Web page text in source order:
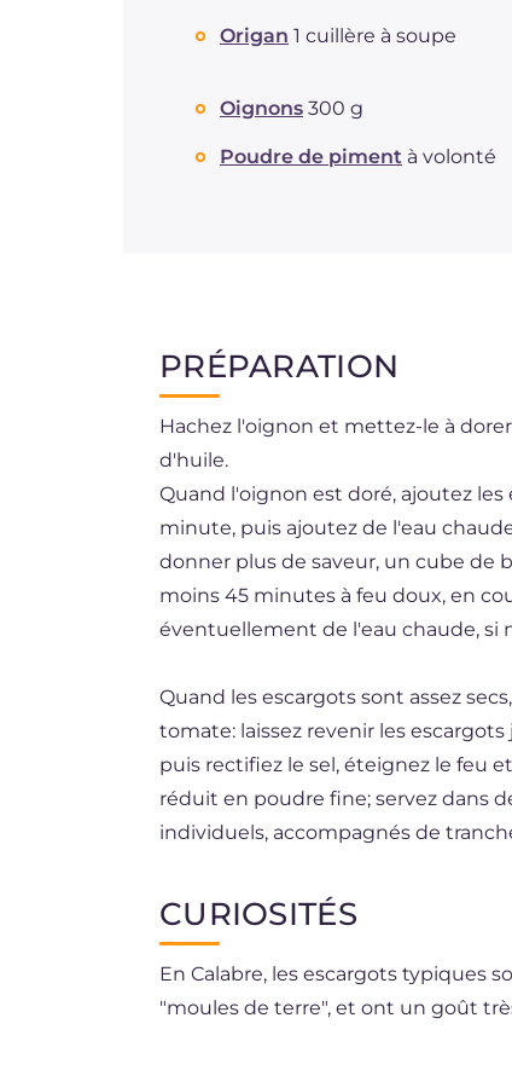
Origan 1 cuillère à soupe
Oignons 300 g
Poudre de piment à volonté
PRÉPARATION
Hachez l'oignon et mettez-le à
d'huile.
Quand l'oignon est doré, ajoutez
minute, puis ajoutez de l'eau
donner plus de saveur, un cube de
moins 45 minutes à feu doux, en
éventuellement de l'eau chaude, si
Quand les escargots sont assez
tomate: laissez revenir les
puis rectifiez le sel, éteignez le feu
réduit en poudre fine; servez dans
individuels, accompagnés de
CURIOSITÉS
En Calabre, les escargots typiques
"moules de terre", et ont un goût